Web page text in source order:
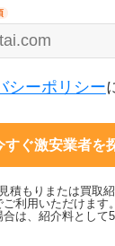
シーポリシー
すぐ激安業者を
積もりまたは買取
利用いただけます。
は、紹介料として